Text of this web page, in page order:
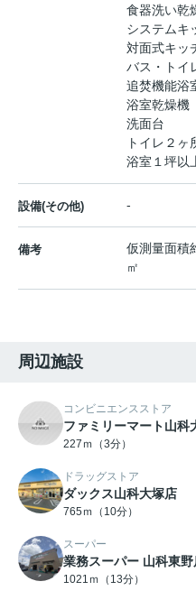
食器洗い乾
システムキ
対面式キッ
バス・トイ
追焚機能浴
浴室乾燥機
洗面台
トイレ２ヶ
浴室１坪以
設備(その他) -
備考
仮測量面積
㎡
周辺施設
コンビニエンスストア
ファミリーマート山科
227ｍ（3分）
ドラッグストア
ダックス山科大塚店
765ｍ（10分）
スーパー
業務スーパー 山科東野
1021ｍ（13分）